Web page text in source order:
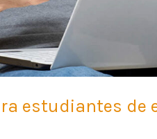
estudiantes de